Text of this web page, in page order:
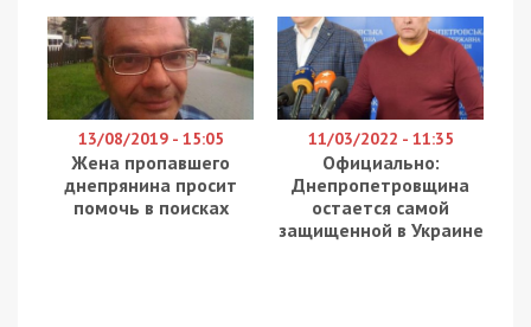
атак по Одесі. Основними цілями ворога були
пункти базування морської піхоти ЗСУ,
українських прикордонників і ТЦК. Про це
повідомляє49000.
Для коригування повітряних ударів окупанти
завербували 39-річну безробітну одеситку, яка
очікувала на окупацію міста та писала про це у
Telegram-каналах.